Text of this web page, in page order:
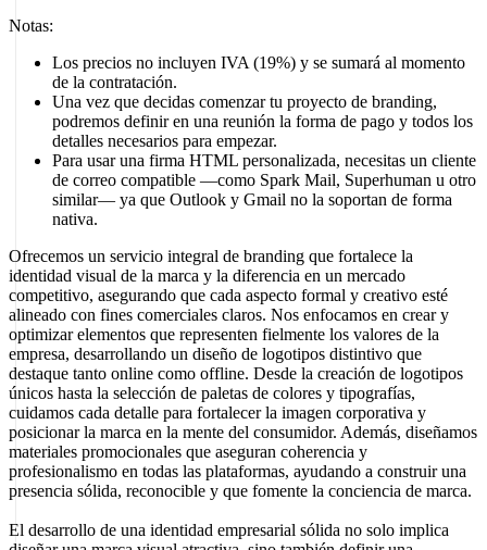
Notas:
Los precios no incluyen IVA (19%) y se sumará al momento
de la contratación.
Una vez que decidas comenzar tu proyecto de branding,
podremos definir en una reunión la forma de pago y todos los
detalles necesarios para empezar.
Para usar una firma HTML personalizada, necesitas un cliente
de correo compatible —como Spark Mail, Superhuman u otro
similar— ya que Outlook y Gmail no la soportan de forma
nativa.
Ofrecemos un servicio integral de branding que fortalece la
identidad visual de la marca y la diferencia en un mercado
competitivo, asegurando que cada aspecto formal y creativo esté
alineado con fines comerciales claros. Nos enfocamos en crear y
optimizar elementos que representen fielmente los valores de la
empresa, desarrollando un diseño de logotipos distintivo que
destaque tanto online como offline. Desde la creación de logotipos
únicos hasta la selección de paletas de colores y tipografías,
cuidamos cada detalle para fortalecer la imagen corporativa y
posicionar la marca en la mente del consumidor. Además, diseñamos
materiales promocionales que aseguran coherencia y
profesionalismo en todas las plataformas, ayudando a construir una
presencia sólida, reconocible y que fomente la conciencia de marca.
El desarrollo de una identidad empresarial sólida no solo implica